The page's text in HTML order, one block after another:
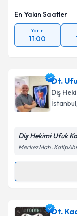
En Yakın Saatler
Yarın
11:00
Dt.
Diş
İstanbul
Diş Hekimi Ufuk
Merkez Mah.
Randevu
Dt. Ufuk
Dt.